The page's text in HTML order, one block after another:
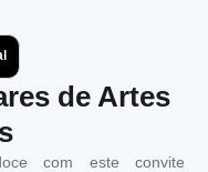
de Artes
com este convite